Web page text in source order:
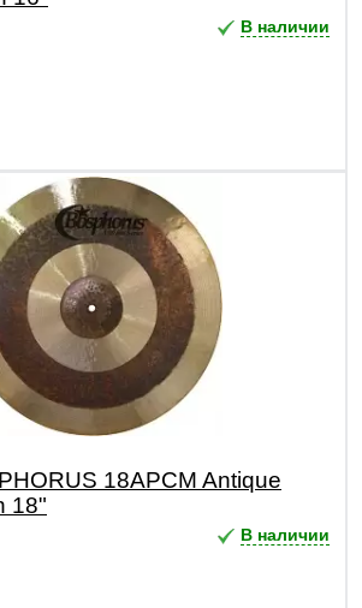
В наличии
18APCM Antique
18"
В наличии